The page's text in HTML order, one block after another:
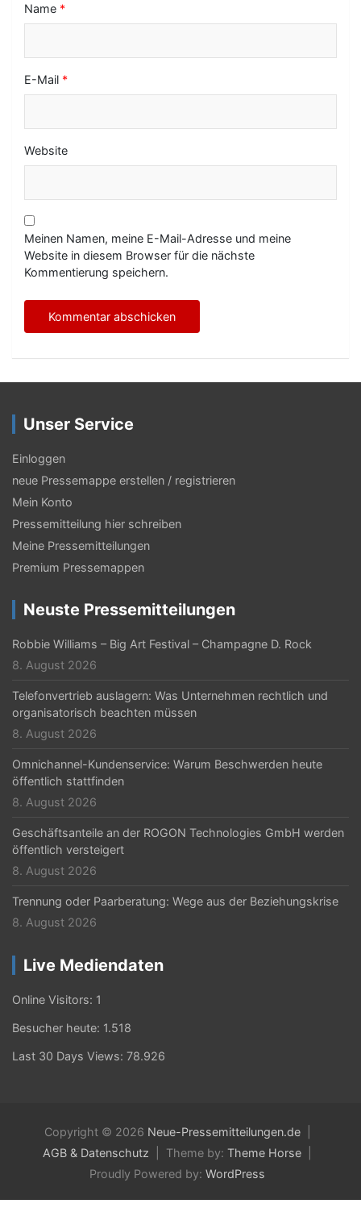
Name *
E-Mail *
Website
Meinen Namen, meine E-Mail-Adresse und meine
Website in diesem Browser für die nächste
Kommentierung speichern.
Unser Service
Einloggen
neue Pressemappe erstellen / registrieren
Mein Konto
Pressemitteilung hier schreiben
Meine Pressemitteilungen
Premium Pressemappen
Neuste Pressemitteilungen
Robbie Williams – Big Art Festival – Champagne D. Rock
8. August 2026
Telefonvertrieb auslagern: Was Unternehmen rechtlich und
organisatorisch beachten müssen
8. August 2026
Omnichannel-Kundenservice: Warum Beschwerden heute
öffentlich stattfinden
8. August 2026
Geschäftsanteile an der ROGON Technologies GmbH werden
öffentlich versteigert
8. August 2026
Trennung oder Paarberatung: Wege aus der Beziehungskrise
8. August 2026
Live Mediendaten
Online Visitors: 1
Besucher heute: 1.518
Last 30 Days Views: 78.926
Copyright © 2026 Neue-Pressemitteilungen.de
AGB & Datenschutz
Theme by: Theme Horse
Proudly Powered by: WordPress